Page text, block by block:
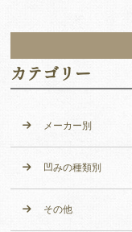
カテゴリー
メーカー別
凹みの種類別
その他